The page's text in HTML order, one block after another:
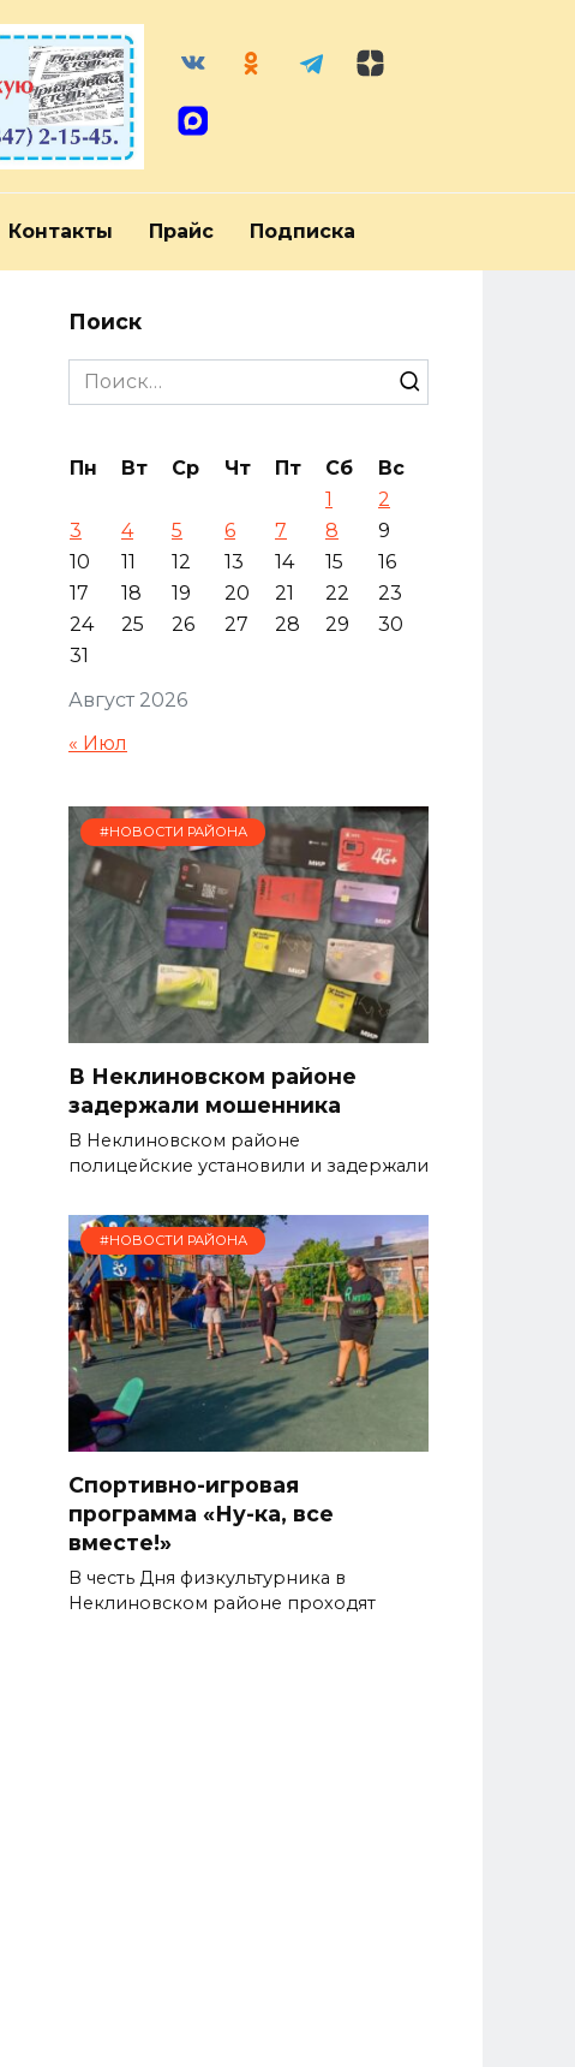
Контакты Прайс Подписка
Поиск
Search
for:
Август 2026
Пн Вт Ср Чт Пт Сб
Вс
1
2
3
4 5 6 7 8
9
10
11 12 13 14 15
16
17
18 19 20 21 22
23
24
25 26 27 28 29
30
31
« Июл
#НОВОСТИ РАЙОНА
В Неклиновском районе
задержали мошенника
В Неклиновском районе
полицейские установили и задержали
#НОВОСТИ РАЙОНА
Спортивно-игровая
программа «Ну-ка, все
вместе!»
В честь Дня физкультурника в
Неклиновском районе проходят